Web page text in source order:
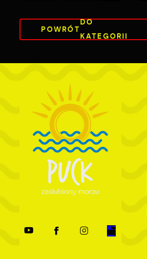
POWRÓT
DO
KATEGORII